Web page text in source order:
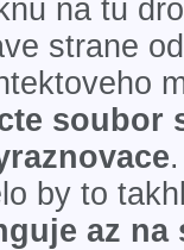
na tu
strane
soubor
.
by to
az na